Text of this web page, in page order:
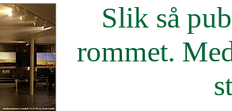
Slik så
rommet.